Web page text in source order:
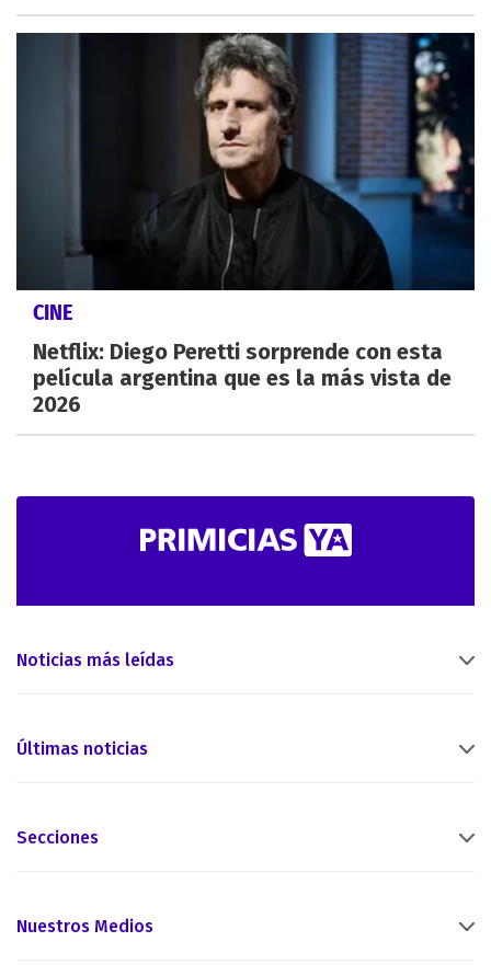
CINE
Netflix: Diego Peretti sorprende con esta
película argentina que es la más vista de
2026
Noticias más leídas
Últimas noticias
Secciones
Nuestros Medios